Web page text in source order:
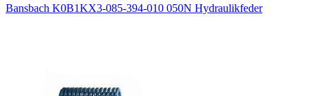
Bansbach K0B1KX3-085-394-010 050N Hydraulikfeder